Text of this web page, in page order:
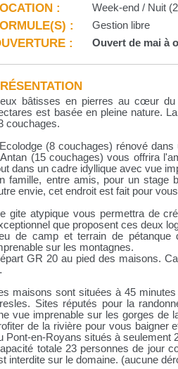
: Week-end / Nuit
: Gestion libre
: Ouvert de mai à
bâtisses en pierres au cœur
est basée en pleine nature.
couchages.
(8 couchages) rénové
(15 couchages) vous offrira
dans un cadre idyllique avec vue
famille, entre amis, pour un stage
envie, cet endroit est fait pour
gite atypique vous permettra de
que proposent ces deux
de camp et terrain de
sur les montagnes.
GR 20 au pied des maisons.
maisons sont situées à 45
Sites réputés pour la
vue imprenable sur les gorges de
de la rivière pour vous baigner
Pont-en-Royans situés à seulement
totale 23 personnes de jour
interdite sur le domaine. (aucune